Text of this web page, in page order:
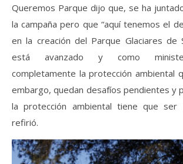
Queremos Parque dijo que, se ha
la campaña pero que “aquí tenemos el
en la creación del Parque Glaciares de
está avanzado y como
completamente la protección ambiental
embargo, quedan desafíos pendientes y
la protección ambiental tiene que ser
refirió.